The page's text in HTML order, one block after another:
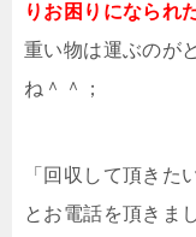
りお困りになられ
重い物は運ぶのが
ね＾＾；
「回収して頂きた
とお電話を頂きま